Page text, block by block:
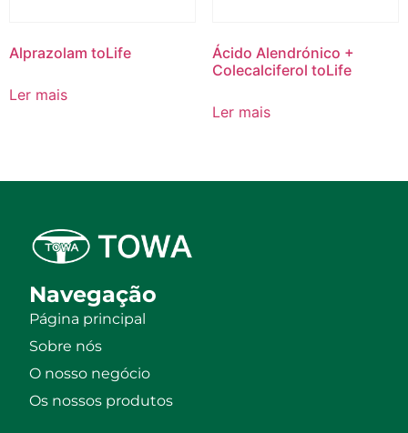
Alprazolam toLife
Ler mais
Ácido Alendrónico +
Colecalciferol toLife
Ler mais
Navegação
Página principal
Sobre nós
O nosso negócio
Os nossos produtos